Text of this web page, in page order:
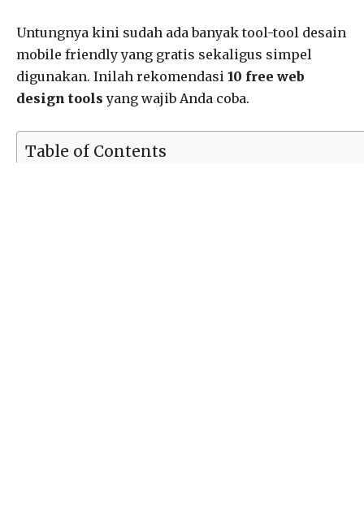
Untungnya kini sudah ada banyak tool-tool desain
mobile friendly yang gratis sekaligus simpel
digunakan. Inilah rekomendasi 10 free web
design tools yang wajib Anda coba.
Table of Contents